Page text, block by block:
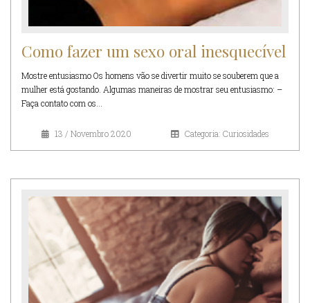
Como fazer um sexo oral inesquecível
Mostre entusiasmo Os homens vão se divertir muito se souberem que a
mulher está gostando. Algumas maneiras de mostrar seu entusiasmo: –
Faça contato com os...
13 / Novembro 2020 Categoria: Curiosidades